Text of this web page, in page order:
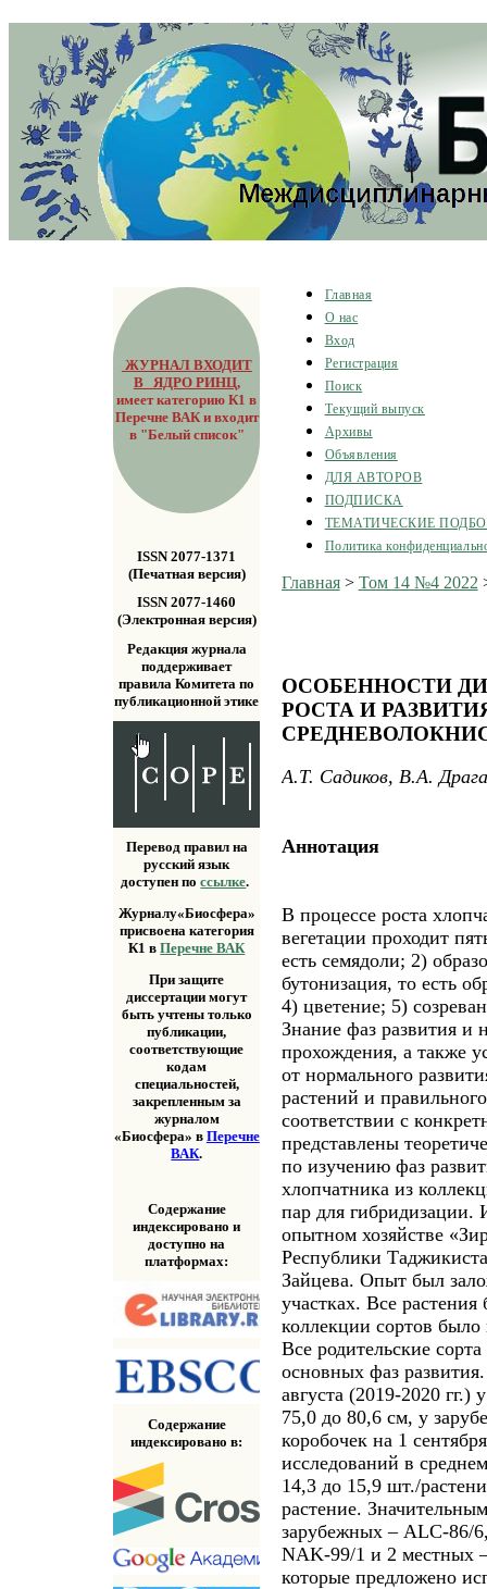
ЖУРНАЛ ВХОДИТ
В ЯДРО РИНЦ,
имеет категорию К1 в
Перечне ВАК и входит
в "Белый список"
ISSN 2077-1371
(Печатная версия)
ISSN 2077-1460
(Электронная версия)
Редакция журнала
поддерживает
правила Комитета по
публикационной этике
Перевод правил на
русский язык
доступен поссылке.
Журналу«Биосфера»
присвоена категория
К1 вПеречне ВАК
При защите
диссертации могут
быть учтены только
публикации,
соответствующие
кодам
специальностей,
закрепленным за
журналом
«Биосфера» в Перечне
ВАК.
Содержание
индексировано и
доступно на
платформах:
Содержание
индексировано в:
Главная
О нас
Вход
Регистрация
Поиск
Текущий выпуск
Архивы
Объявления
ДЛЯ АВТОРОВ
ПОДПИСКА
ТЕМАТИЧЕСКИЕ
Политика
Главная> Том 14 №4 2022
ОСОБЕННОСТИ
РОСТА И
А.Т. Садиков, В.А.
Аннотация
В процессе роста
вегетации проходит
есть семядоли; 2)
бутонизация, то есть
4) цветение; 5)
Знание фаз развития и
прохождения, а также
от нормального
растений и
соответствии с
представлены
по изучению фаз
хлопчатника из
пар для гибридизации.
опытном хозяйстве
Республики
Зайцева. Опыт был
участках. Все
коллекции сортов было
Все родительские
основных фаз
августа (2019-2020 гг.)
75,0 до 80,6 см, у
коробочек на 1
исследований в
14,3 до 15,9 шт./
растение.
зарубежных – ALC-86/
NAK-99/1 и 2 местных
которые предложено